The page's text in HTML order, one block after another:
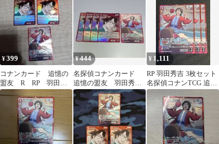
¥399
コナンカード 追憶の
盟友 R RP 羽田秀
吉
¥444
名探偵コナンカード
追憶の盟友 羽田秀
吉 R/RP
¥ 1,111
RP 羽田秀吉 3枚セット
名探偵コナンTCG 追憶
の盟友